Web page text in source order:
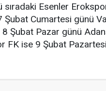
sıradaki Esenler
Cumartesi günü
8 Şubat Pazar günü
FK ise 9 Şubat